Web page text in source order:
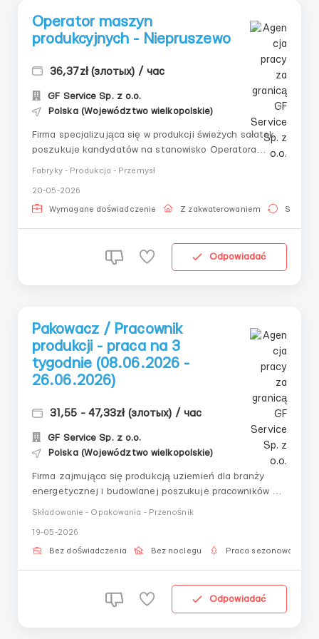
Operator maszyn
produkcyjnych - Niepruszewo
36,37zł (злотых) / час
GF Service Sp. z o.o.
Polska (Województwo wielkopolskie)
Firma specjalizująca się w produkcji świeżych sałatek
poszukuje kandydatów na stanowisko Operatora
Niepruszewo (gmina Buk) Zakres obowiązków:
przygotowanie surowców...
Fabryky - Produkcja - Przemysł
20-05-2026
Wymagane doświadczenie Z zakwaterowaniem Stała
Odpowiadać
Pakowacz / Pracownik
produkcji - praca na 3
tygodnie (08.06.2026 -
26.06.2026)
31,55 - 47,33zł (злотых) / час
GF Service Sp. z o.o.
Polska (Województwo wielkopolskie)
Firma zajmująca się produkcją uziemień dla branży
energetycznej i budowlanej poszukuje pracowników do
pracy tymczasowej na okres 3 tygodni w dniach
Składowanie - Opakowania - Przenośnik
19-05-2026
Bez doświadczenia Bez noclegu Praca sezonowa
Odpowiadać